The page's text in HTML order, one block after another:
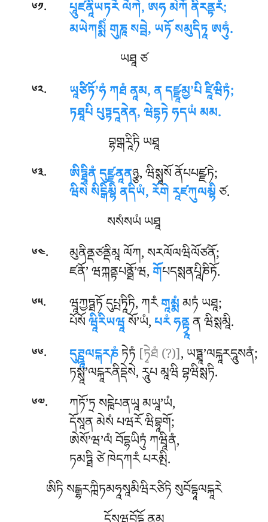
༦༡. པཱུཛནཱིཡཏརོ ལོཀེ, ཨཧ མེཀོ ནིརནྟརཾ;
མཡེཀསྨིཾ གུཎཱ སབྦེ, ཡཏོ སམུདིཏཱ ཨཧུཾ.
ཡཐཱ ཙ
༦༢. ཡཱཙིཏོ’ཧཾ ཀཐཾ ནཱམ, ན དཛྫཱམྱ’པི ཛཱིཝིཏཾ;
ཏཐཱཔི པུཏྟདཱནེན, ཝེདྷཏེ ཧདཡཾ མམ.
བྷགྒརཱིཏི ཡཐཱ
༦༣. ཨིཏྠཱིནཾ དུཛྫནཱནཉྩ, ཝིསྶཱསོ ནོཔཔཛྫཏེ;
ཝིསེ སིངྒིམྷི ནདིཡཾ, རོགེ རཱཛཀུལམྷིཙ.
སསཾསཡཾ ཡཐཱ
༦༤. མུནིནྡཙནྡིམཱ ལོཀ, སརལོལཝིལོཙནོ;
ཛནོ’ ཝཀྐནྟཔནྠོ’ཝ,གོཔདསྶནཔཱིཎིཏོ.
༦༥. ཝཱཀྱཏྠཏོ དུཔྤཏཱིཏི, ཀརཾགཱམྨཾམཏཾ ཡཐཱ;
པོསོཝཱིརིཡཝཱསོ’ཡཾ,པརཾ ཧནྟྭཱན ཝིསྶམཱི.
༦༦. དུཊྛཱལངྐརཎཾཏེཏཾ[ཏྭེཐཾ (?)], ཡཏྠཱ’ལངྐཱརདཱུསནཾ;
ཏསྶཱ’ལངྐཱརནིདྡེསེ, རཱུཔ མཱཝི བྷཝིསྶཏི.
༦༧. ཀཏོ’ཏྲསངྑེཔནཡཱ མཡཱ’ཡཾ,
དོསཱན མེསཾ པཝརོ ཝིབྷཱགོ;
ཨེསོ’ཝ’ལཾ བོདྷཡིཏུཾ ཀཝཱིནཾ,
ཏམཏྠི ཙེ ཁེདཀརཾ པརམྤི.
ཨིཏི སངྒྷརཀྑིཏམཧཱསཱམིཝིརཙིཏེ སུབོདྷཱལངྐཱརེ